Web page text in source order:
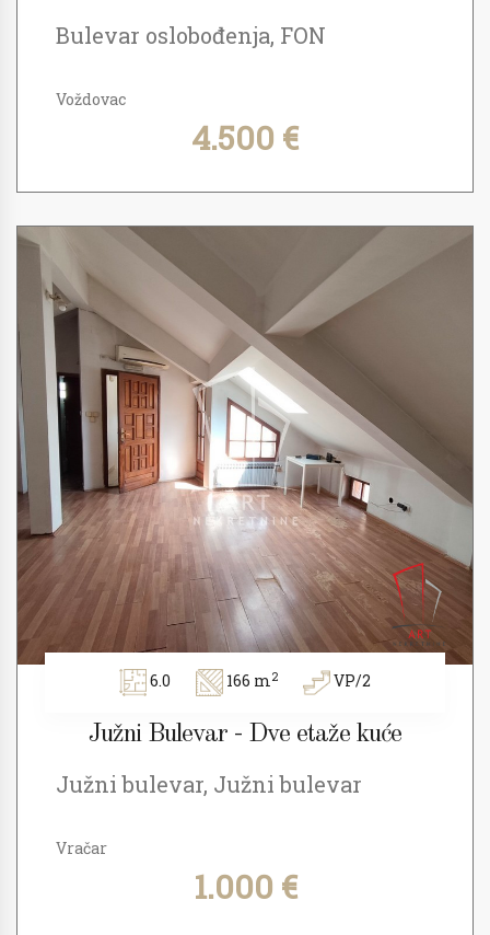
Bulevar oslobođenja, FON
Voždovac
4.500 €
6.0 166 m2 VP/2
Južni Bulevar - Dve etaže kuće
Južni bulevar, Južni bulevar
Vračar
1.000 €